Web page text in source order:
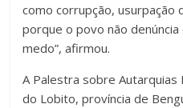
como corrupção, usurpação
porque o povo não
medo”, afirmou.
A Palestra sobre Autarquias
do Lobito, província de